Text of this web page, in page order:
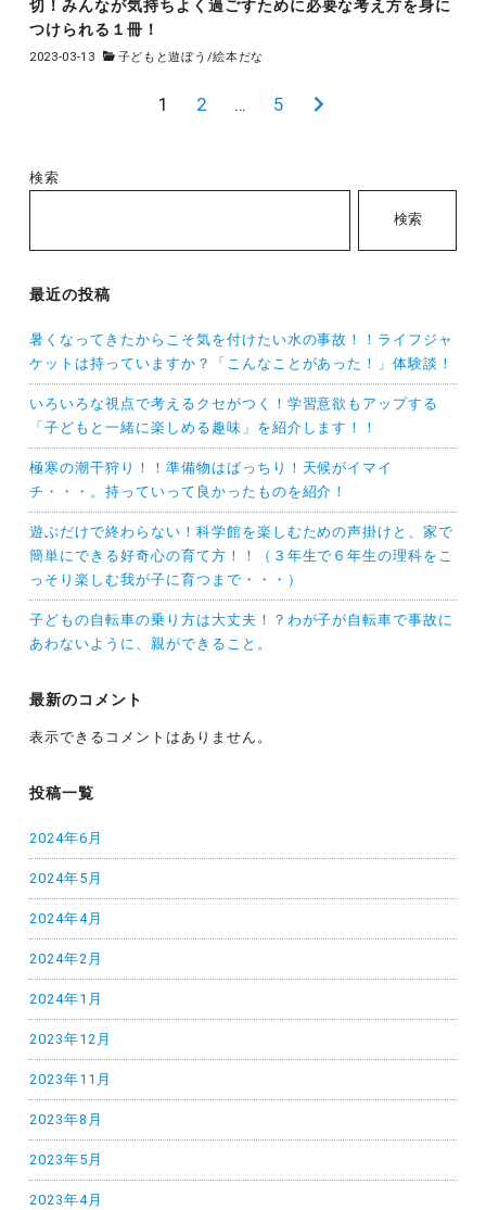
切！みんなが気持ちよく過ごすために必要な考え方を身に
つけられる１冊！
2023-03-13 子どもと遊ぼう /絵本だな
の
ペ
送
1 2 … 5
次
ー
検索
検索
最近の投稿
暑くなってきたからこそ気を付けたい水の事故！！ライフジャ
ケットは持っていますか？「こんなことがあった！」体験談！
いろいろな視点で考えるクセがつく！学習意欲もアップする
「子どもと一緒に楽しめる趣味」を紹介します！！
極寒の潮干狩り！！準備物はばっちり！天候がイマイ
チ・・・。持っていって良かったものを紹介！
遊ぶだけで終わらない！科学館を楽しむための声掛けと、家で
簡単にできる好奇心の育て方！！（３年生で６年生の理科をこ
っそり楽しむ我が子に育つまで・・・）
子どもの自転車の乗り方は大丈夫！？わが子が自転車で事故に
あわないように、親ができること。
最新のコメント
表示できるコメントはありません。
投稿一覧
2024年6月
2024年5月
2024年4月
2024年2月
2024年1月
2023年12月
2023年11月
2023年8月
2023年5月
2023年4月